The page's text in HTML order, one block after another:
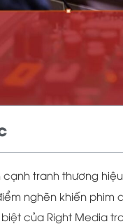
cạnh tranh thương
nghẽn khiến phim
biệt của Right Media